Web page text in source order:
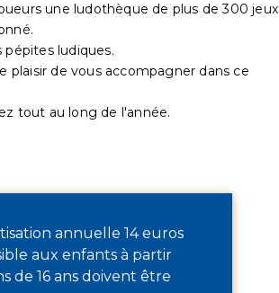
une ludothèque de plus de 300 jeux
pépites ludiques.
plaisir de vous accompagner dans ce
tout au long de l'année.
annuelle 14 euros
aux enfants à partir
de 16 ans doivent être